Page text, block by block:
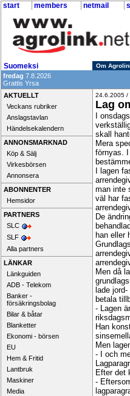
start members netmail
Suomeksi Om
fredag 7.8.2026
Grattis Yrsa
AKTUELLT
Veckans rubriker
Anslagstavlan
Händelsekalendern
ANNONSMARKNAD
Köp & Sälj
Virkesbörsen
Annonsera
ABONNENTER
Hemsidor
PARTNERS
SLC
SLF
Alla partners
LÄNKAR
Länkguiden
ADB - Telekom
Banker -
försäkringsbolag
Bilar & båtar
Blanketter
Ekonomi - börsen
EU
Hem & Fritid
Lantbruk
Maskiner
Media
24.6.2005 /
Lag
I
skall
Mera
förnyas.
I lagen
man inte
väl har
De
han eller
Men då
lade
betala
- Lagen
Han
Men
- I och
Efter det
-